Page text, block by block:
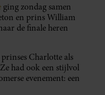
ging zondag samen
en prins William
de finale heren
Charlotte als
had ook een stijlvol
evenement: een